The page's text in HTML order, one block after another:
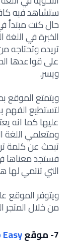
ستشاهد فيه
حال كنت مبتدأ
الخبرة في
تريده وتحتاجه
على قواعدها
ويسر.
ويتمتع الموقع
لتستطيع الفهم
عليها كما انه
ومتعلمي اللغة
تبحث عن كلمة
فستجد معناها
التي تنتمي لها
ويتوفر الموقع
من خلال المتجر
7- موقع
Easy